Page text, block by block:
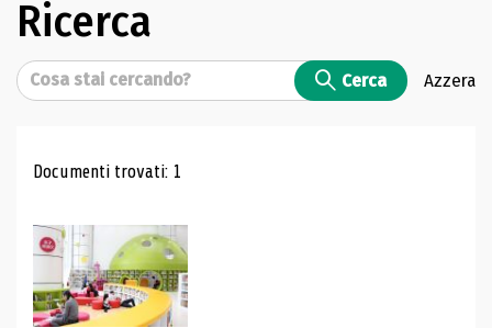
Ricerca
Cerca Cerca Azzera
Risultati di ricerca
Documenti trovati: 1